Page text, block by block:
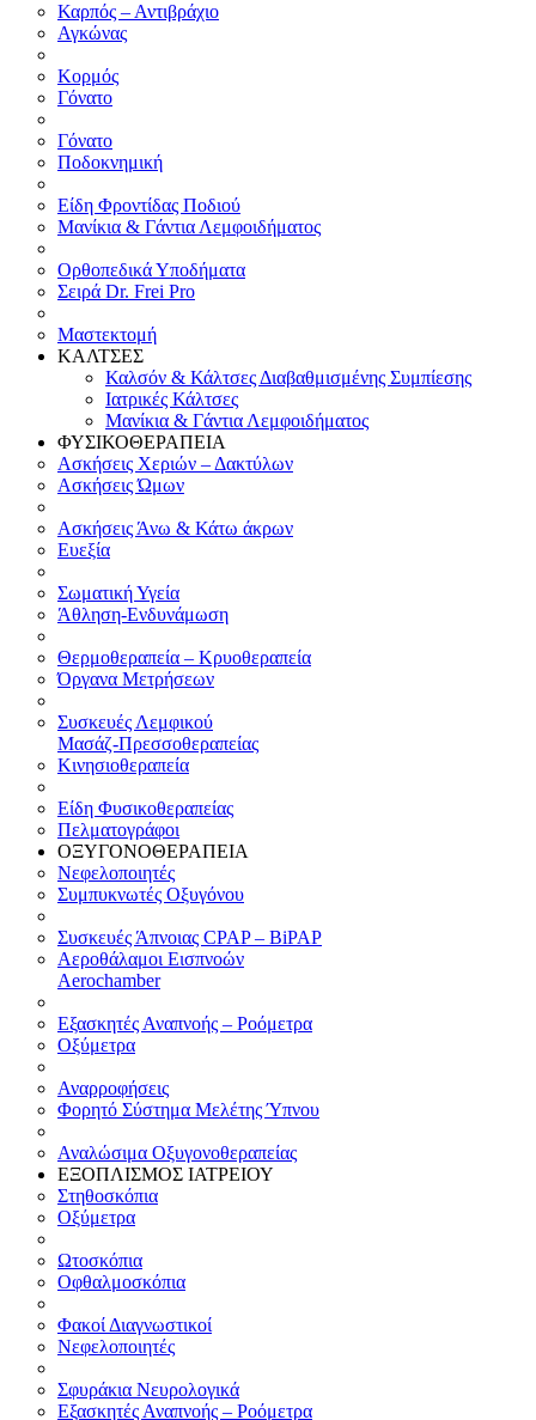
Καρπός – Αντιβράχιο
Αγκώνας
Κορμός
Γόνατο
Γόνατο
Ποδοκνημική
Είδη Φροντίδας Ποδιού
Μανίκια & Γάντια Λεμφοιδήματος
Ορθοπεδικά Υποδήματα
Σειρά Dr. Frei Pro
Μαστεκτομή
ΚΑΛΤΣΕΣ
Καλσόν & Κάλτσες Διαβαθμισμένης Συμπίεσης
Ιατρικές Κάλτσες
Μανίκια & Γάντια Λεμφοιδήματος
ΦΥΣΙΚΟΘΕΡΑΠΕΙΑ
Ασκήσεις Χεριών – Δακτύλων
Ασκήσεις Ώμων
Ασκήσεις Άνω & Κάτω άκρων
Ευεξία
Σωματική Υγεία
Άθληση-Ενδυνάμωση
Θερμοθεραπεία – Κρυοθεραπεία
Όργανα Μετρήσεων
Συσκευές Λεμφικού
Μασάζ-Πρεσσοθεραπείας
Κινησιοθεραπεία
Είδη Φυσικοθεραπείας
Πελματογράφοι
ΟΞΥΓΟΝΟΘΕΡΑΠΕΙΑ
Νεφελοποιητές
Συμπυκνωτές Οξυγόνου
Συσκευές Άπνοιας CPAP – BiPAP
Αεροθάλαμοι Εισπνοών
Aerochamber
Εξασκητές Αναπνοής – Ροόμετρα
Οξύμετρα
Αναρροφήσεις
Φορητό Σύστημα Μελέτης Ύπνου
Αναλώσιμα Οξυγονοθεραπείας
ΕΞΟΠΛΙΣΜΟΣ ΙΑΤΡΕΙΟΥ
Στηθοσκόπια
Οξύμετρα
Ωτοσκόπια
Οφθαλμοσκόπια
Φακοί Διαγνωστικοί
Νεφελοποιητές
Σφυράκια Νευρολογικά
Εξασκητές Αναπνοής – Ροόμετρα